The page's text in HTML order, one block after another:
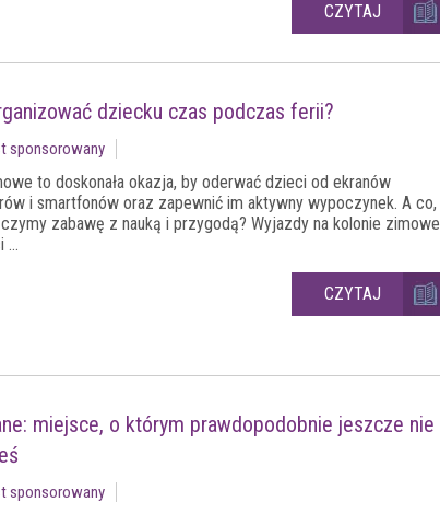
CZYTAJ
dziecku czas podczas ferii?
sponsorowany
to doskonała okazja, by oderwać dzieci od ekranów
i smartfonów oraz zapewnić im aktywny wypoczynek. A co,
zabawę z nauką i przygodą? Wyjazdy na kolonie zimowe
...
CZYTAJ
miejsce, o którym prawdopodobnie jeszcze nie
sponsorowany